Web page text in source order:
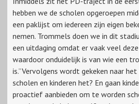
hebben we de scholen opgeroepen
een paklijst om iedereen zijn eigen
nemen. Trommels doen we in dit
een uitdaging omdat er vaak veel
waardoor onduidelijk is van wie een
is.”Vervolgens wordt gekeken naar
scholen en kinderen het? En gaan
proactief aanbieden om te worden